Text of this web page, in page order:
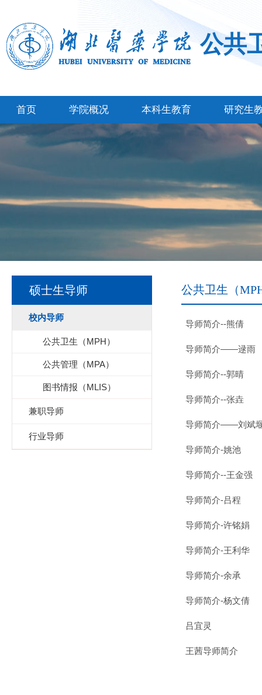
公共
首页 学院概况 本科生教育 研究生
硕士生导师
校内导师
公共卫生（MPH）
公共管理（MPA）
图书情报（MLIS）
兼职导师
行业导师
公共卫生（
导师简介--熊倩
导师简介——逯雨
导师简介--郭晴
导师简介--张垚
导师简介——刘斌
导师简介-姚池
导师简介--王金强
导师简介-吕程
导师简介-许铭娟
导师简介-王利华
导师简介-余承
导师简介-杨文倩
吕宜灵
王茜导师简介